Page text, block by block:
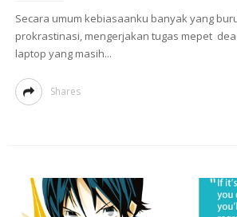
Secara umum kebiasaanku banyak yang
prokrastinasi, mengerjakan tugas mepet
laptop yang masih...
Shares